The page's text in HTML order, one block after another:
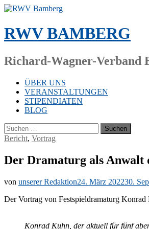
Zum
springen
RWV BAMBERG
Richard-Wagner-Verband
ÜBER UNS
VERANSTALTUNGEN
STIPENDIATEN
BLOG
Suchen
nach:
Bericht, Vortrag
Der Dramaturg als Anwalt
von unserer Redaktion24. März 202230.
Der Vor­trag von Fest­spiel­dra­ma­turg
Kon­rad Kuhn, der ak­tu­ell für fünf